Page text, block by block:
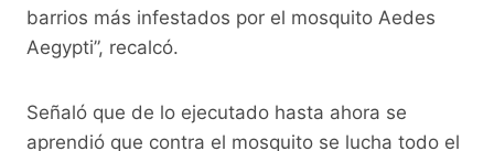
barrios más infestados por el mosquito Aedes
Aegypti”, recalcó.
Señaló que de lo ejecutado hasta ahora se
aprendió que contra el mosquito se lucha todo el